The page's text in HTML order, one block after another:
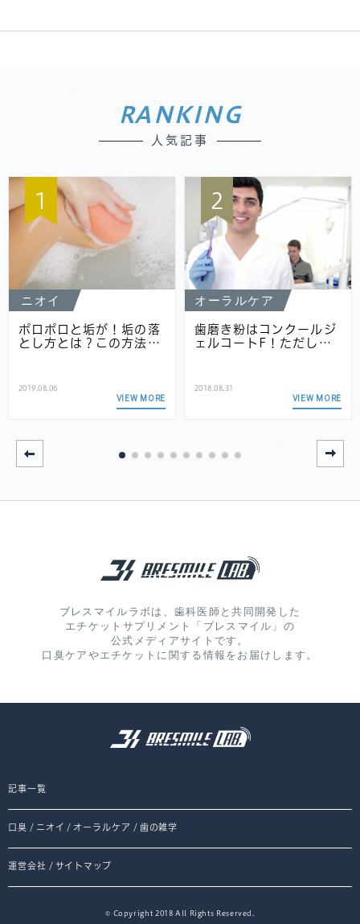
RANKING
人気記事
1
ニオイ
ポロポロと垢が！垢の落
とし方とは？この方法…
2019.08.06
VIEW MORE
2
オーラルケア
歯磨き粉はコンクールジ
ェルコートF！ただし…
2018.08.31
VIEW MORE
ブレスマイルラボは、歯科医師と共同開発した
エチケットサプリメント「ブレスマイル」の
公式メディアサイトです。
口臭ケアやエチケットに関する情報をお届けします。
記事一覧
口臭 / ニオイ / オーラルケア / 歯の雑学
運営会社 / サイトマップ
© Copyright 2018 All Rights Reserved.